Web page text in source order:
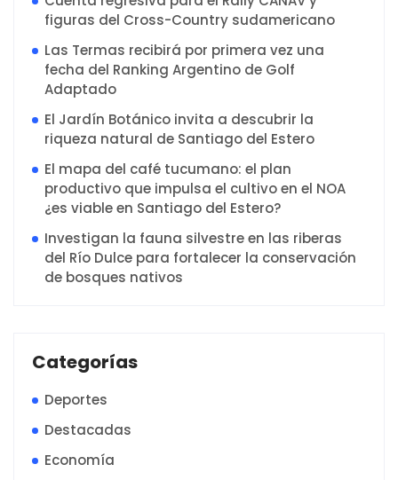
figuras del Cross-Country sudamericano
Las Termas recibirá por primera vez una
fecha del Ranking Argentino de Golf
Adaptado
El Jardín Botánico invita a descubrir la
riqueza natural de Santiago del Estero
El mapa del café tucumano: el plan
productivo que impulsa el cultivo en el NOA
¿es viable en Santiago del Estero?
Investigan la fauna silvestre en las riberas
del Río Dulce para fortalecer la conservación
de bosques nativos
Categorías
Deportes
Destacadas
Economía